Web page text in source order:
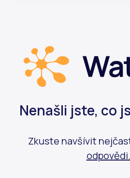
Nenašli jste, co
Zkuste navšívit
odpovědi.